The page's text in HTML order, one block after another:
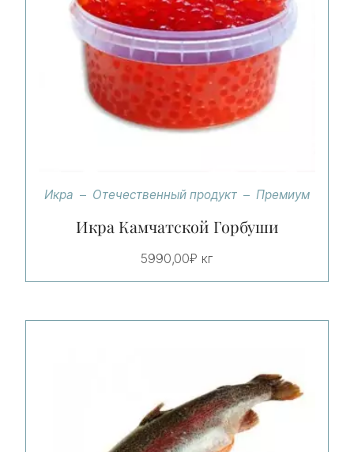
Икра Отечественный продукт Премиум
Икра Камчатской Горбуши
5990,00₽ кг